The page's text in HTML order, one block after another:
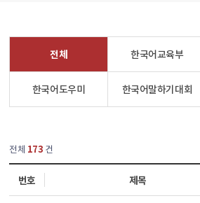
전체 한국어교육부
한국어도우미 한국어말하기대회
전체 173 건
번호 제목